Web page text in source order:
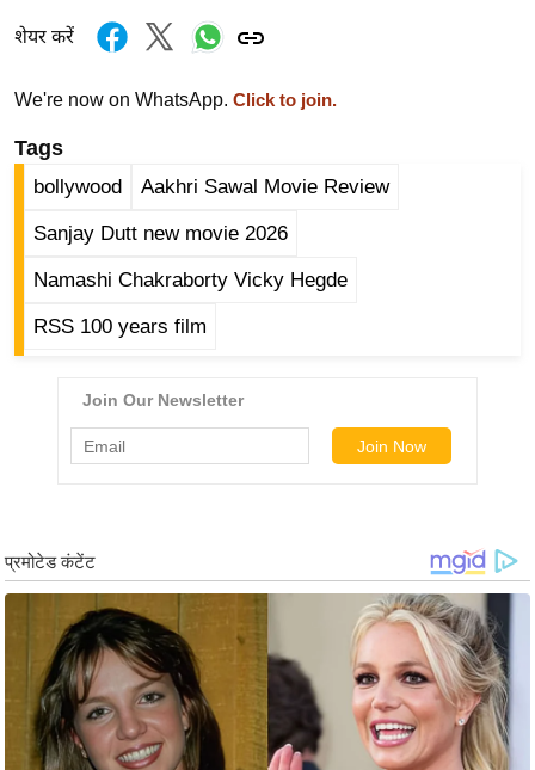
ल
ट
ने
मं
त्रा
रि
श
ति
वि
ण
स
म
शेयर करें
We're now on WhatsApp. Click to join.
Tags
bollywood Aakhri Sawal Movie Review
Sanjay Dutt new movie 2026
Namashi Chakraborty Vicky Hegde
RSS 100 years film